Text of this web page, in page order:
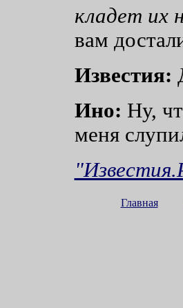
кладет их
вам
Известия:
Ино: Ну,
меня
Главная